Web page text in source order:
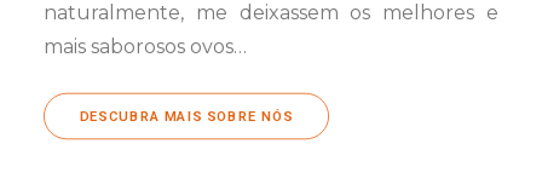
naturalmente, me deixassem os melhores e
mais saborosos ovos…
DESCUBRA MAIS SOBRE NÓS